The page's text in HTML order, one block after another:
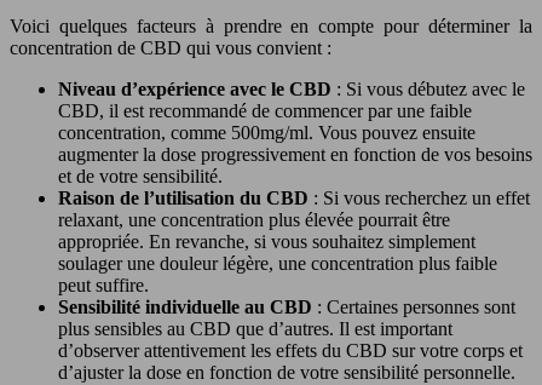
Voici quelques facteurs à prendre en compte pour déterminer la
concentration de CBD qui vous convient :
Niveau d’expérience avec le CBD : Si vous débutez avec le
CBD, il est recommandé de commencer par une faible
concentration, comme 500mg/ml. Vous pouvez ensuite
augmenter la dose progressivement en fonction de vos besoins
et de votre sensibilité.
Raison de l’utilisation du CBD : Si vous recherchez un effet
relaxant, une concentration plus élevée pourrait être
appropriée. En revanche, si vous souhaitez simplement
soulager une douleur légère, une concentration plus faible
peut suffire.
Sensibilité individuelle au CBD : Certaines personnes sont
plus sensibles au CBD que d’autres. Il est important
d’observer attentivement les effets du CBD sur votre corps et
d’ajuster la dose en fonction de votre sensibilité personnelle.